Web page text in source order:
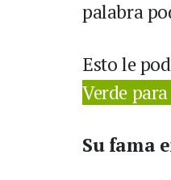
palabra
Esto le
Verde
Su fama